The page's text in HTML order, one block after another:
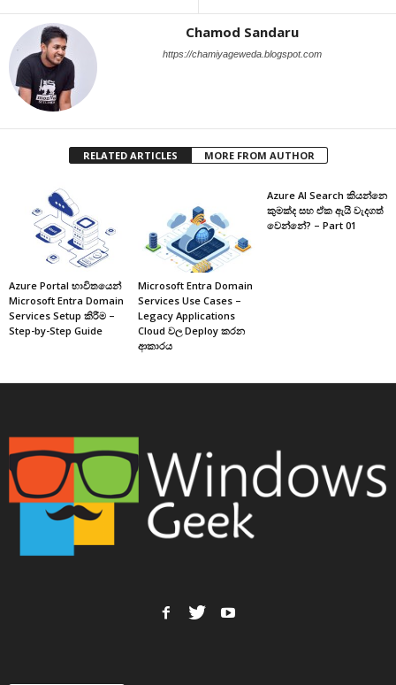
Chamod Sandaru
https://chamiyageweda.blogspot.com
RELATED ARTICLES MORE FROM AUTHOR
Azure Portal භාවිතයෙන්
Microsoft Entra Domain
Services Setup කිරීම –
Step-by-Step Guide
Microsoft Entra Domain
Services Use Cases –
Legacy Applications
Cloud වල Deploy කරන
ආකාරය
Azure AI Search කියන්නෙ
කුමක්ද සහ ඒක ඇයි වැදගත්
වෙන්නේ? – Part 01